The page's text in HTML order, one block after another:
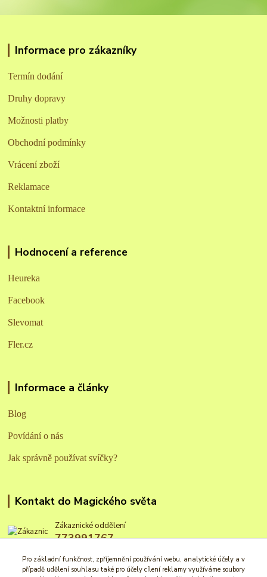
Informace pro zákazníky
Termín dodání
Druhy dopravy
Možnosti platby
Obchodní podmínky
Vrácení zboží
Reklamace
Kontaktní informace
Hodnocení a reference
Heureka
Facebook
Slevomat
Fler.cz
Informace a články
Blog
Povídání o nás
Jak správně používat svíčky?
Kontakt do Magického světa
Zákaznické oddělení
773991767
info@magickysvet.cz
Pro základní funkčnost, zpříjemnění používání webu, analytické účely a v
případě udělení souhlasu také pro účely cílení reklamy využíváme soubory